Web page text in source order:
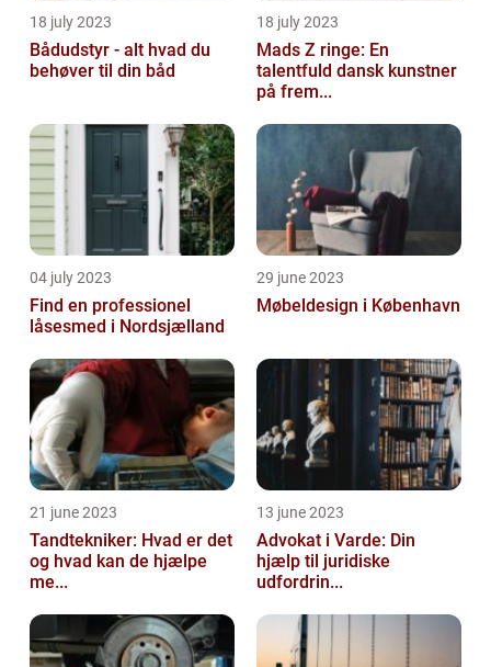
18 july 2023
Bådudstyr - alt hvad du
behøver til din båd
18 july 2023
Mads Z ringe: En
talentfuld dansk kunstner
på frem...
04 july 2023
Find en professionel
låsesmed i Nordsjælland
29 june 2023
Møbeldesign i København
21 june 2023
Tandtekniker: Hvad er det
og hvad kan de hjælpe
me...
13 june 2023
Advokat i Varde: Din
hjælp til juridiske
udfordrin...